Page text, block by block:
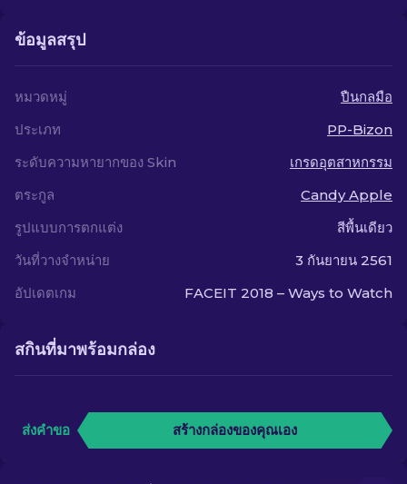
ข้อมูลสรุป
หมวดหมู่
ปืนกลมือ
ประเภท
PP-Bizon
ระดับความหายากของ Skin
เกรดอุตสาหกรรม
ตระกูล
Candy Apple
รูปแบบการตกแต่ง
สีพื้นเดียว
วันที่วางจำหน่าย
3 กันยายน 2561
อัปเดตเกม
FACEIT 2018 – Ways to Watch
สกินที่มาพร้อมกล่อง
ส่งคำขอ สร้างกล่องของคุณเอง